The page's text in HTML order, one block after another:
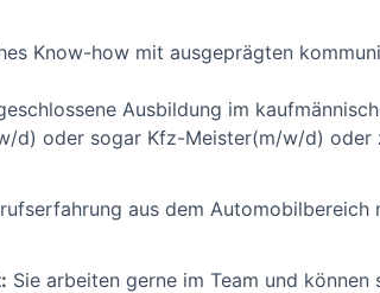
Know-how mit ausgeprägten
Ausbildung im
d) oder sogar Kfz-Meister(m/w/d)
aus dem
Sie arbeiten gerne im Team und